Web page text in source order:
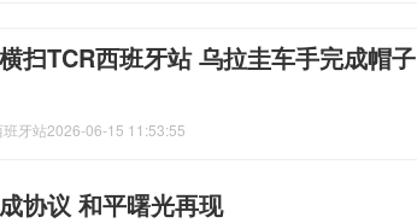
扫TCR西班牙站 乌拉圭车手完成帽子
牙站2026-06-15 11:53:55
协议 和平曙光再现